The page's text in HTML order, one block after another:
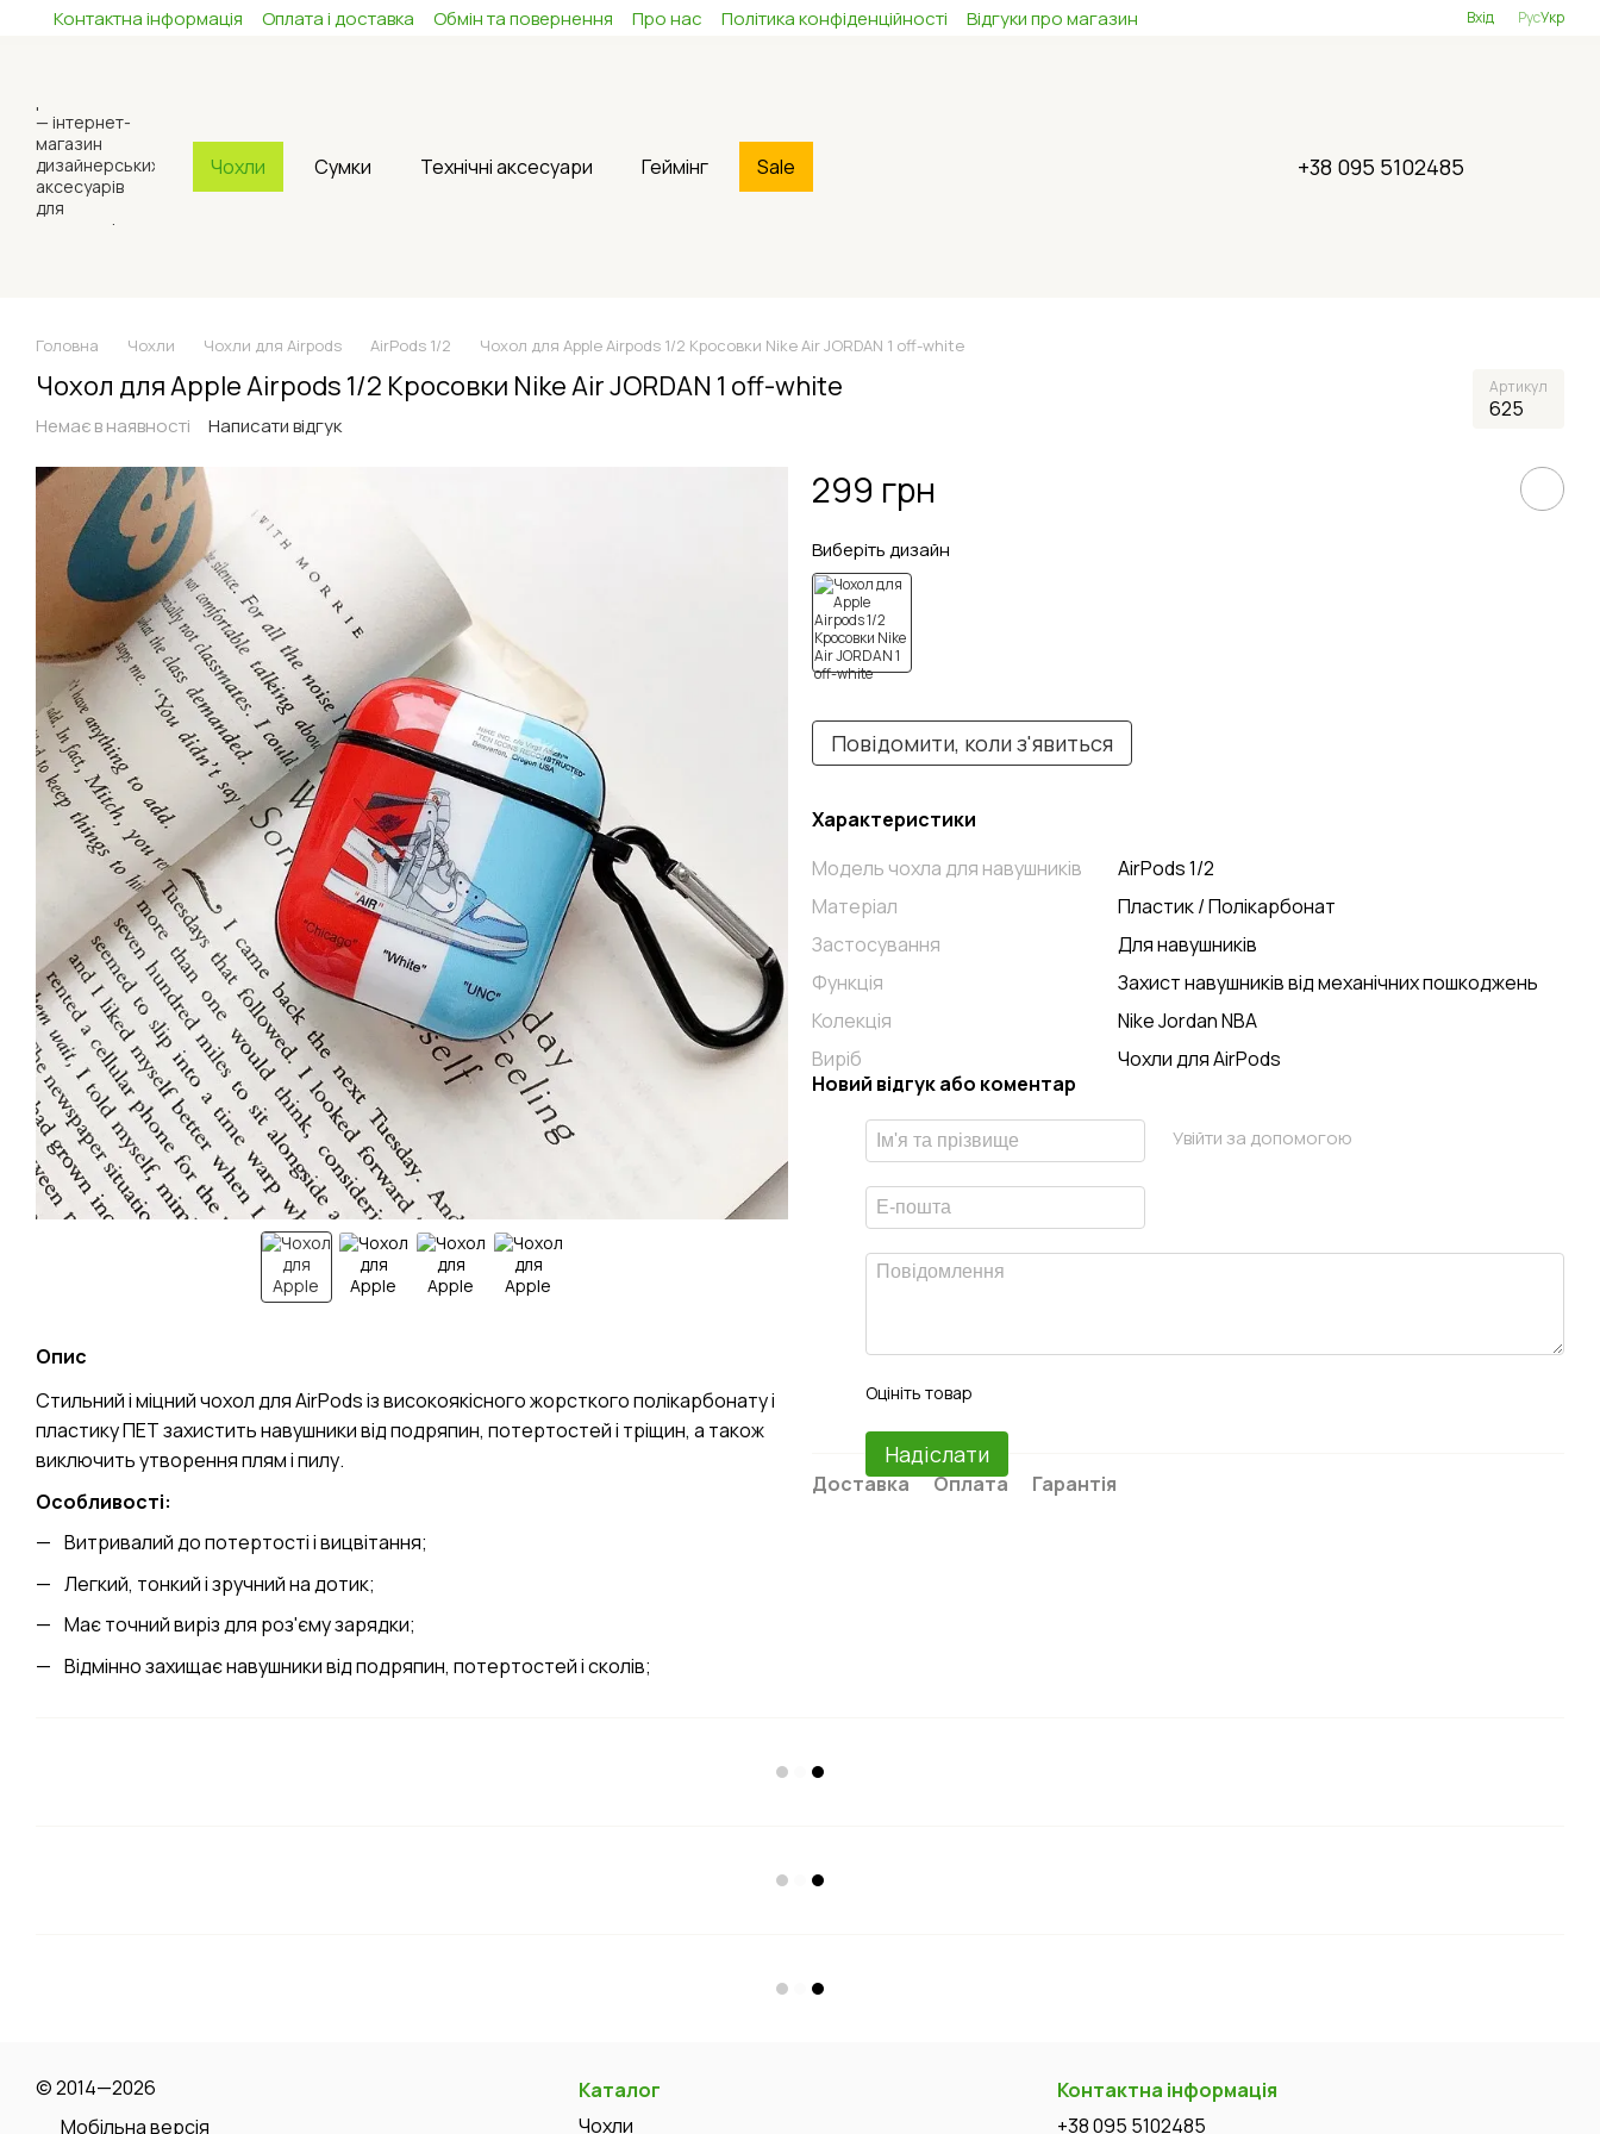
Перейти до основного контенту
Контактна інформація Оплата і доставка Обмін та повернення Про нас Політика конфіденційності Відгуки про магазин Вхід РусУкр
Чохли Сумки Технічні аксесуари Геймінг Sale +38 095 5102485
Головна Чохли Чохли для Airpods AirPods 1/2 Чохол для Apple Airpods 1/2 Кросовки Nike Air JORDAN 1 off-white
Чохол для Apple Airpods 1/2 Кросовки Nike Air JORDAN 1 off-white Артикул
625
Немає в наявності Написати відгук
Опис
Стильний і міцний чохол для AirPods із високоякісного жорсткого полікарбонату і
пластику ПЕТ захистить навушники від подряпин, потертостей і тріщин, а також
виключить утворення плям і пилу.
Особливості:
Витривалий до потертості і вицвітання;
Легкий, тонкий і зручний на дотик;
Має точний виріз для роз'єму зарядки;
Відмінно захищає навушники від подряпин, потертостей і сколів;
299 грн
Виберіть дизайн
Повідомити, коли з'явиться
Характеристики
Модель чохла для навушників
AirPods 1/2
Матеріал
Пластик / Полікарбонат
Застосування
Для навушників
Функція
Захист навушників від механічних пошкоджень
Колекція
Nike Jordan NBA
Виріб
Чохли для AirPods
Новий відгук або коментар
Увійти за допомогою
Оцініть товар
Надіслати
Доставка Оплата Гарантія
© 2014—2026
Мобільна версія
Каталог
Чохли
Контактна інформація
+38 095 5102485